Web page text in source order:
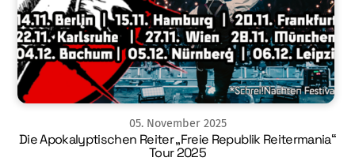
05. November 2025
Die Apokalyptischen Reiter „Freie Republik Reitermania“
Tour 2025